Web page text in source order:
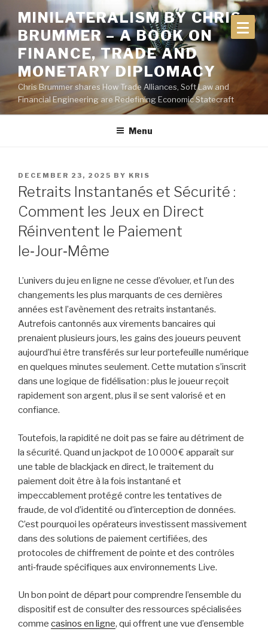
to
content
MINILATERALISM BY CHRIS
BRUMMER – A BOOK ON
FINANCE, TRADE AND
MONETARY DIPLOMACY
Chris Brummer shares How Trade Alliances, Soft Law and
Financial Engineering are Redefining Economic Statecraft
Menu
POSTED
ON
DECEMBER 23, 2025 BY KRIS
Retraits Instantanés et Sécurité :
Comment les Jeux en Direct
Réinventent le Paiement
le‑Jour‑Même
L’univers du jeu en ligne ne cesse d’évoluer, et l’un des
changements les plus marquants de ces dernières
années est l’avènement des retraits instantanés.
Autrefois cantonnés aux virements bancaires qui
prenaient plusieurs jours, les gains des joueurs peuvent
aujourd’hui être transférés sur leur portefeuille numérique
en quelques minutes seulement. Cette mutation s’inscrit
dans une logique de fidélisation : plus le joueur reçoit
rapidement son argent, plus il se sent valorisé et en
confiance.
Toutefois, la rapidité ne doit pas se faire au détriment de
la sécurité. Quand un jackpot de 10 000 € apparaît sur
une table de blackjack en direct, le traitement du
paiement doit être à la fois instantané et
impeccablement protégé contre les tentatives de
fraude, de vol d’identité ou d’interception de données.
C’est pourquoi les opérateurs investissent massivement
dans des solutions de paiement certifiées, des
protocoles de chiffrement de pointe et des contrôles
anti‑fraude spécifiques aux environnements Live.
Un bon point de départ pour comprendre l’ensemble du
dispositif est de consulter des ressources spécialisées
comme casinos en ligne, qui offrent une vue d’ensemble